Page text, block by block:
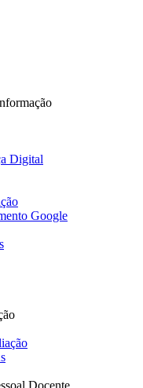
Digital
Google
Docente